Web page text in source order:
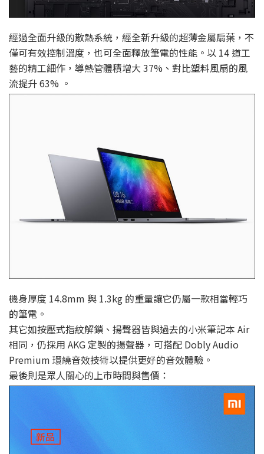
經過全面升級的散熱系統，經全新升級的超薄金屬扇葉，不
僅可有效控制溫度，也可全面釋放筆電的性能。以 14 道工
藝的精工細作，導熱管體積增大 37%、對比塑料風扇的風
流提升 63% 。
機身厚度 14.8mm 與 1.3kg 的重量讓它仍屬一款相當輕巧
的筆電。
其它如按壓式指紋解鎖、揚聲器皆與過去的小米筆記本 Air
相同，仍採用 AKG 定製的揚聲器，可搭配 Dobly Audio
Premium 環繞音效技術以提供更好的音效體驗。
最後則是眾人關心的上市時間與售價：